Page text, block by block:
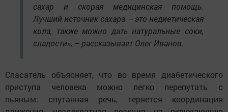
сахар и скорая медицинская помощь.
Лучший источник сахара – это недиетическая
кола, также можно дать натуральные соки,
сладости», – рассказывает Олег Иванов.
Спасатель объясняет, что во время диабетического
приступа человека можно легко перепутать с
пьяным: спутанная речь, теряется координация